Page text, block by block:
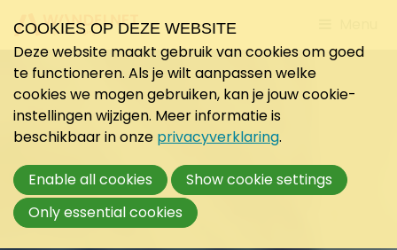
to
COOKIES OP DEZE WEBSITE
Deze website maakt gebruik van cookies om goed
te functioneren. Als je wilt aanpassen welke
cookies we mogen gebruiken, kan je jouw cookie-
instellingen wijzigen. Meer informatie is
beschikbaar in onze privacyverklaring.
Enable all cookies
Show cookie settings
Only essential cookies